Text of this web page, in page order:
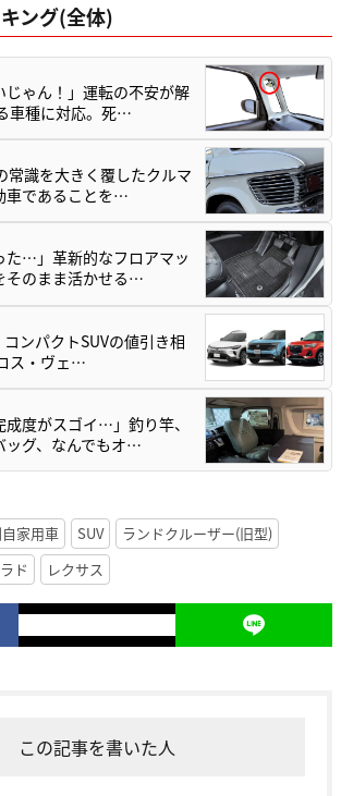
ング(全体)
じゃん！」運転の不安が解
車種に対応。死…
常識を大きく覆したクルマ
車であることを…
た…」革新的なフロアマッ
そのまま活かせる…
コンパクトSUVの値引き相
ス・ヴェ…
度がスゴイ…」釣り竿、
ッグ、なんでもオ…
家用車 SUV
ランドクルーザー(旧型)
ド
レクサス
この記事を書いた人